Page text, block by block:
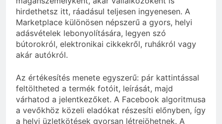
hirdethetsz itt, ráadásul teljesen ingyenesen. A
Marketplace különösen népszerű a gyors, helyi
adásvételek lebonyolítására, legyen szó
bútorokról, elektronikai cikkekről, ruhákról vagy
akár autókról.
Az értékesítés menete egyszerű: pár kattintással
feltöltheted a termék fotóit, leírását, majd
várhatod a jelentkezőket. A Facebook algoritmusa
a vevőkhöz közeli eladókat részesíti előnyben, így
a helyi üzletkötések gyorsan létrejöhetnek. A